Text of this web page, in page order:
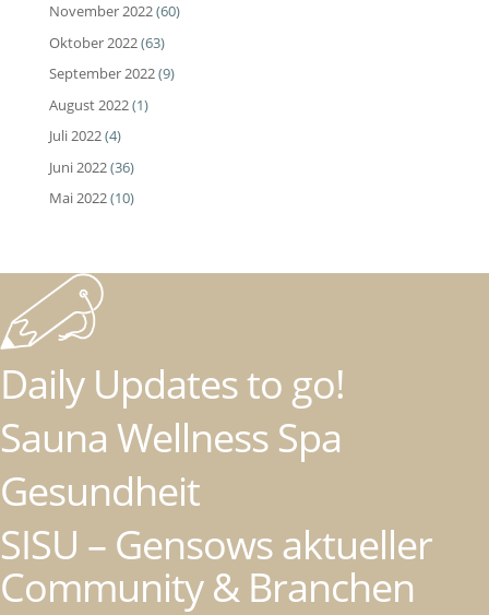
November 2022(60)
Oktober 2022(63)
September 2022(9)
August 2022(1)
Juli 2022(4)
Juni 2022(36)
Mai 2022(10)
Daily Updates to go!
Sauna Wellness Spa
Gesundheit
SISU – Gensows aktueller
Community & Branchen